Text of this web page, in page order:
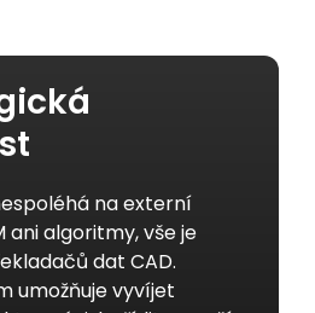
na externí
ani algoritmy, vše je
dat CAD.
umožňuje vyvíjet